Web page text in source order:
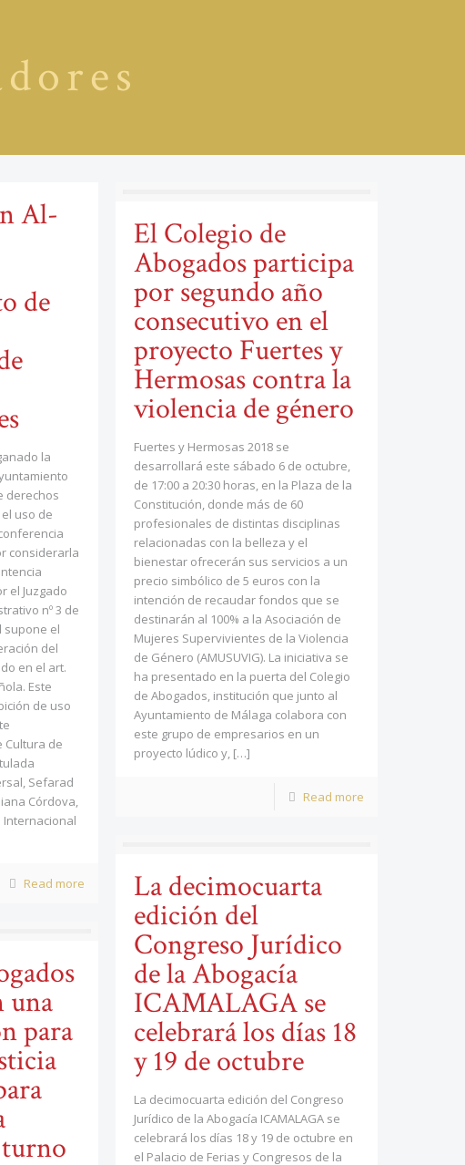
Al-
de
la
derechos
uso de
considerarla
el Juzgado
nº 3 de
supone el
del
en el art.
Este
de uso
Cultura de
Sefarad
Córdova,
Internacional
Read more
El Colegio de
Abogados participa
por segundo año
consecutivo en el
proyecto Fuertes y
Hermosas contra la
violencia de género
Fuertes y Hermosas 2018 se
desarrollará este sábado 6 de octubre,
de 17:00 a 20:30 horas, en la Plaza de la
Constitución, donde más de 60
profesionales de distintas disciplinas
relacionadas con la belleza y el
bienestar ofrecerán sus servicios a un
precio simbólico de 5 euros con la
intención de recaudar fondos que se
destinarán al 100% a la Asociación de
Mujeres Supervivientes de la Violencia
de Género (AMUSUVIG). La iniciativa se
ha presentado en la puerta del Colegio
de Abogados, institución que junto al
Ayuntamiento de Málaga colabora con
este grupo de empresarios en un
proyecto lúdico y,[…]
Read more
La decimocuarta
edición del
Congreso Jurídico
de la Abogacía
ICAMALAGA se
celebrará los días 18
y 19 de octubre
La decimocuarta edición del Congreso
Jurídico de la Abogacía ICAMALAGA se
celebrará los días 18 y 19 de octubre en
el Palacio de Ferias y Congresos de la
una
para